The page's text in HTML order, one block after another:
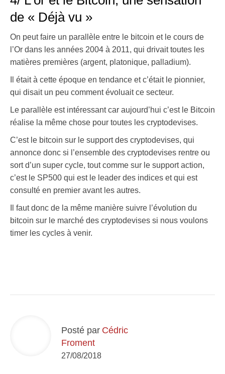
de « Déjà vu »
On peut faire un parallèle entre le bitcoin et le cours de
l’Or dans les années 2004 à 2011, qui drivait toutes les
matières premières (argent, platonique, palladium).
Il était à cette époque en tendance et c’était le pionnier,
qui disait un peu comment évoluait ce secteur.
Le parallèle est intéressant car aujourd’hui c’est le Bitcoin
réalise la même chose pour toutes les cryptodevises.
C’est le bitcoin sur le support des cryptodevises, qui
annonce donc si l’ensemble des cryptodevises rentre ou
sort d’un super cycle, tout comme sur le support action,
c’est le SP500 qui est le leader des indices et qui est
consulté en premier avant les autres.
Il faut donc de la même manière suivre l’évolution du
bitcoin sur le marché des cryptodevises si nous voulons
timer les cycles à venir.
Posté par Cédric
Froment
27/08/2018